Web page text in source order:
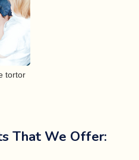
tortor
That We Offer: